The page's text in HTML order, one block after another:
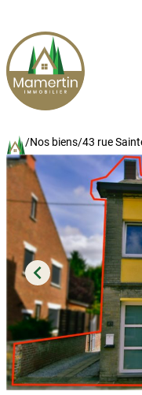
contenu
/Nos biens/43 rue